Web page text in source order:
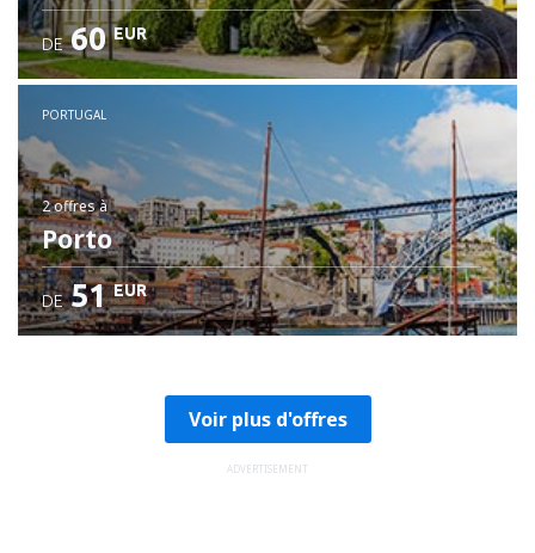
DE 60 EUR
PORTUGAL
2 offresà
Porto
DE 51 EUR
Voir plus d'offres
ADVERTISEMENT